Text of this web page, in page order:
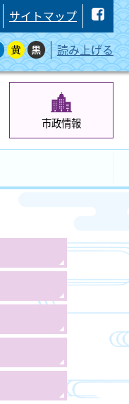
サイトマップ
読み上げる
市政情報